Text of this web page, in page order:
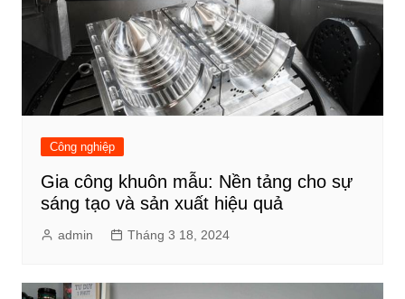
Công nghiệp
Gia công khuôn mẫu: Nền tảng cho sự
sáng tạo và sản xuất hiệu quả
admin Tháng 3 18, 2024